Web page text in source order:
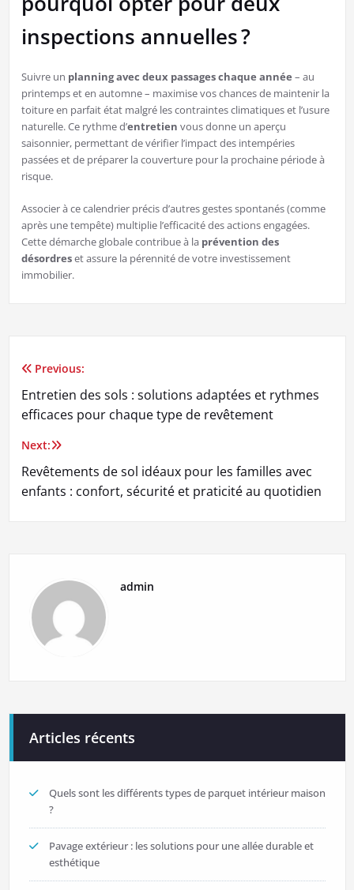
inspections annuelles ?
Suivre un planning avec deux passages chaque année – au
printemps et en automne – maximise vos chances de maintenir la
toiture en parfait état malgré les contraintes climatiques et l’usure
naturelle. Ce rythme d’entretien vous donne un aperçu
saisonnier, permettant de vérifier l’impact des intempéries
passées et de préparer la couverture pour la prochaine période à
risque.
Associer à ce calendrier précis d’autres gestes spontanés (comme
après une tempête) multiplie l’efficacité des actions engagées.
Cette démarche globale contribue à la prévention des
désordreset assure la pérennité de votre investissement
immobilier.
Navigation
de
l’article
Previous:
Entretien des sols : solutions adaptées et rythmes
efficaces pour chaque type de revêtement
Next:
Revêtements de sol idéaux pour les familles avec
enfants : confort, sécurité et praticité au quotidien
admin
Articles récents
Quels sont les différents types de parquet intérieur maison
?
Pavage extérieur : les solutions pour une allée durable et
esthétique